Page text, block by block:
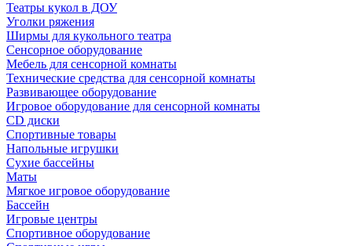
Театры кукол в ДОУ
Уголки ряжения
Ширмы для кукольного театра
Сенсорное оборудование
Мебель для сенсорной комнаты
Технические средства для сенсорной комнаты
Развивающее оборудование
Игровое оборудование для сенсорной комнаты
CD диски
Спортивные товары
Напольные игрушки
Сухие бассейны
Маты
Мягкое игровое оборудование
Бассейн
Игровые центры
Спортивное оборудование